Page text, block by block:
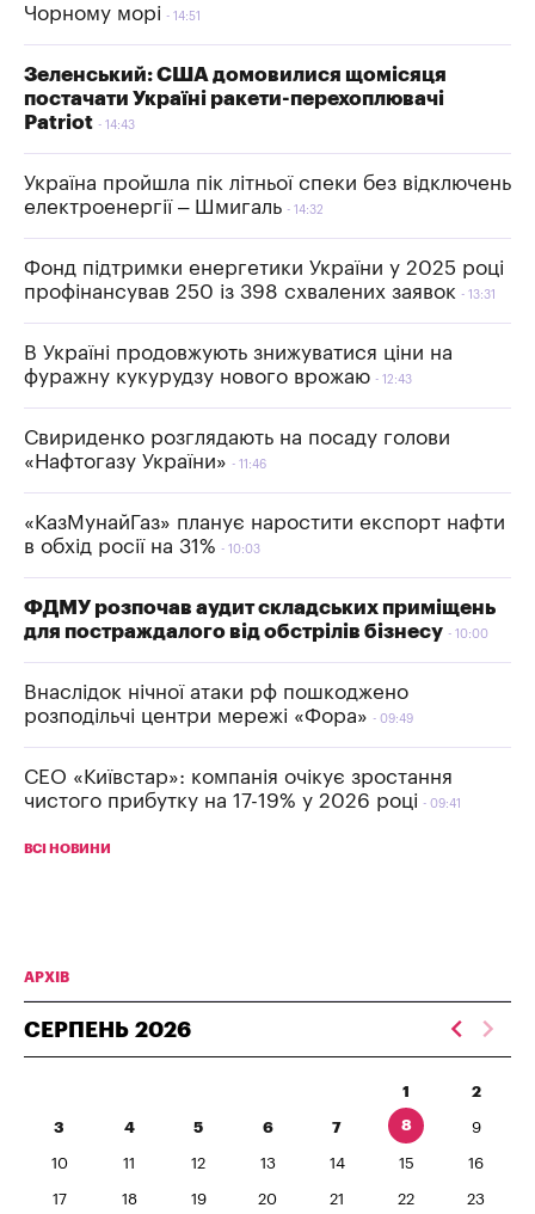
Чорному морі 14:51
Зеленський: США домовилися щомісяця
постачати Україні ракети-перехоплювачі
Patriot
14:43
Україна пройшла пік літньої спеки без відключень
електроенергії – Шмигаль
14:32
Фонд підтримки енергетики України у 2025 році
профінансував 250 із 398 схвалених заявок
13:31
В Україні продовжують знижуватися ціни на
фуражну кукурудзу нового врожаю
12:43
Свириденко розглядають на посаду голови
«Нафтогазу України»
11:46
«КазМунайГаз» планує наростити експорт нафти
в обхід росії на 31%
10:03
ФДМУ розпочав аудит складських приміщень
для постраждалого від обстрілів бізнесу
10:00
Внаслідок нічної атаки рф пошкоджено
розподільчі центри мережі «Фора»
09:49
СЕО «Київстар»: компанія очікує зростання
чистого прибутку на 17-19% у 2026 році
09:41
ВСІ НОВИНИ
АРХІВ
СЕРПЕНЬ 2026
1 2
3 4 5 6 7 8 9
10 11 12 13 14 15 16
17 18 19 20 21 22 23